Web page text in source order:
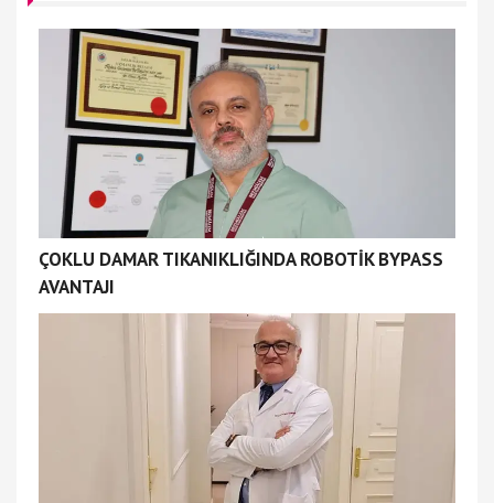
ÇOKLU DAMAR TIKANIKLIĞINDA ROBOTİK BYPASS
AVANTAJI